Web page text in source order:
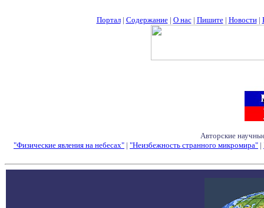
Портал| Содержание| О нас| Пишите| Новости|
Авторские
"Физические явления на небесах" | "Неизбежность странного микромира" |